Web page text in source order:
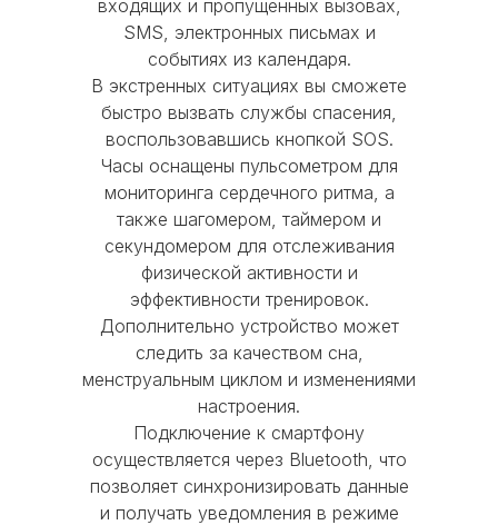
входящих и пропущенных вызовах,
SMS, электронных письмах и
событиях из календаря.
В экстренных ситуациях вы сможете
быстро вызвать службы спасения,
воспользовавшись кнопкой SOS.
Часы оснащены пульсометром для
мониторинга сердечного ритма, а
также шагомером, таймером и
секундомером для отслеживания
физической активности и
эффективности тренировок.
Дополнительно устройство может
следить за качеством сна,
менструальным циклом и изменениями
настроения.
Подключение к смартфону
осуществляется через Bluetooth, что
позволяет синхронизировать данные
и получать уведомления в режиме
Оформить Trade-in
Оставшуюся сумму можно доплатить
картой, наличными или оформить в
кредит
рабочем состоянии, без
существенных повреждений корпуса
и экрана, с работающими
функциональными кнопками и без
следов от контакта с жидкостью
Используйте скидку при покупке
новой модели iPhone, iPad, Apple
Watch или MacBook
Аксессуары
AirPods
Watch
MacBook
Доставка и Самовывоз
Гарантия
Оплата
Блог
Кредит Рассрочка
+7(926)998-08-87